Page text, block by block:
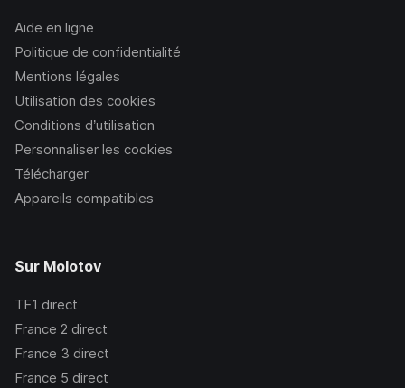
Aide en ligne
Politique de confidentialité
Mentions légales
Utilisation des cookies
Conditions d’utilisation
Personnaliser les cookies
Télécharger
Appareils compatibles
Sur Molotov
TF1 direct
France 2 direct
France 3 direct
France 5 direct